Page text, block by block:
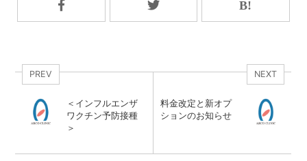
PREV
＜インフルエンザ
ワクチン予防接種
＞
NEXT
料金改定と新オプ
ションのお知らせ